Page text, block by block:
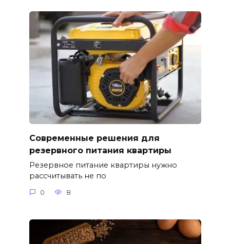
Современные решения для
резервного питания квартиры
Резервное питание квартиры нужно
рассчитывать не по
0 8